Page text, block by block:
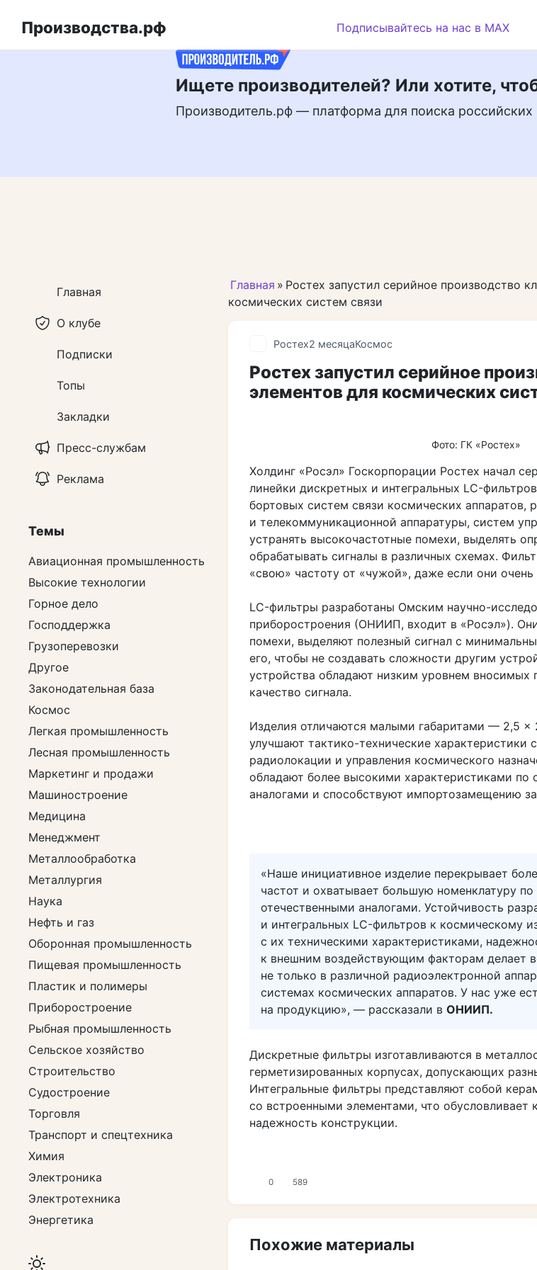
Ищете производителей? Или хотите,
Производитель.рф — платформа для поиска российских
Производства.рф Подписывайтесь на нас в MAX
Главная » Ростех запустил серийное производство
космических систем связи
Ростех2 месяцаКосмос
Ростех запустил серийное
элементов для космических
Фото: ГК «Ростех»
Холдинг «Росэл» Госкорпорации Ростех начал
линейки дискретных и интегральных LC-
бортовых систем связи космических аппаратов,
и телекоммуникационной аппаратуры, систем
устранять высокочастотные помехи, выделять
обрабатывать сигналы в различных схемах.
«свою» частоту от «чужой», даже если они очень
LC-фильтры разработаны Омским научно-
приборостроения (ОНИИП, входит в «Росэл»).
помехи, выделяют полезный сигнал с
его, чтобы не создавать сложности другим
устройства обладают низким уровнем вносимых
качество сигнала.
Изделия отличаются малыми габаритами — 2,5
улучшают тактико-технические характеристики
радиолокации и управления космического
обладают более высокими характеристиками по
аналогами и способствуют импортозамещению
«Наше инициативное изделие перекрывает
частот и охватывает большую номенклатуру
отечественными аналогами. Устойчивость
и интегральных LC-фильтров к космическому
с их техническими характеристиками,
к внешним воздействующим факторам делает
не только в различной радиоэлектронной
системах космических аппаратов. У нас уже
на продукцию», — рассказали в ОНИИП.
Дискретные фильтры изготавливаются в
герметизированных корпусах, допускающих
Интегральные фильтры представляют собой
со встроенными элементами, что
надежность конструкции.
0 589
Похожие материалы
Главная
О клубе
Подписки
Топы
Закладки
Пресс-службам
Реклама
Темы
Авиационная промышленность
Высокие технологии
Горное дело
Господдержка
Грузоперевозки
Другое
Законодательная база
Космос
Легкая промышленность
Лесная промышленность
Маркетинг и продажи
Машиностроение
Медицина
Менеджмент
Металлообработка
Металлургия
Наука
Нефть и газ
Оборонная промышленность
Пищевая промышленность
Пластик и полимеры
Приборостроение
Рыбная промышленность
Сельское хозяйство
Строительство
Судостроение
Торговля
Транспорт и спецтехника
Химия
Электроника
Электротехника
Энергетика